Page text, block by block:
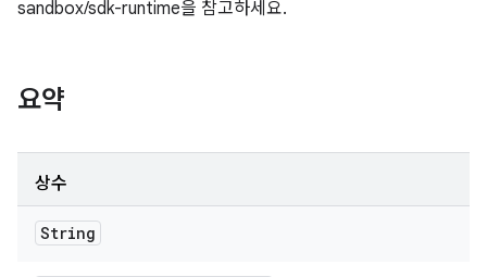
sandbox/sdk-runtime을 참고하세요.
요약
상수
String